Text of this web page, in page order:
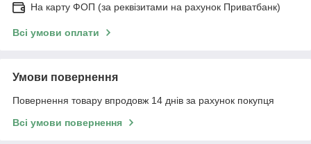
На карту ФОП (за реквізитами на рахунок Приватбанк)
Всі умови оплати
Умови повернення
Повернення товару впродовж 14 днів за рахунок покупця
Всі умови повернення